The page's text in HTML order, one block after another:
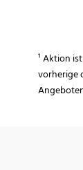
¹ Aktion
vorherige